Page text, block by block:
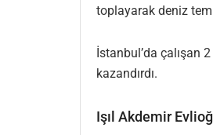
toplayarak deniz
İstanbul’da çalışan
kazandırdı.
Işıl Akdemir